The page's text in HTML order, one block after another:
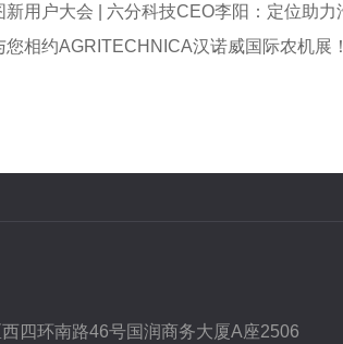
相约AGRITECHNICA汉诺威国际农机展！
四环南路46号国润商务大厦A座2506